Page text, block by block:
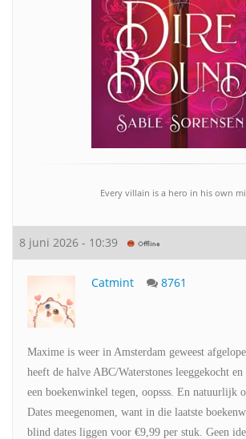
Every villain is a hero in his own
8 juni 2026 - 10:39
Catmint 8761
Maxime is weer in Amsterdam geweest
heeft de halve ABC/Waterstones leeggekocht
een boekenwinkel tegen, oopsss. En natuurlijk
Dates meegenomen, want in die laatste
blind dates liggen voor €9,99 per stuk. Geen